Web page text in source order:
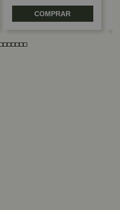
COMPRAR